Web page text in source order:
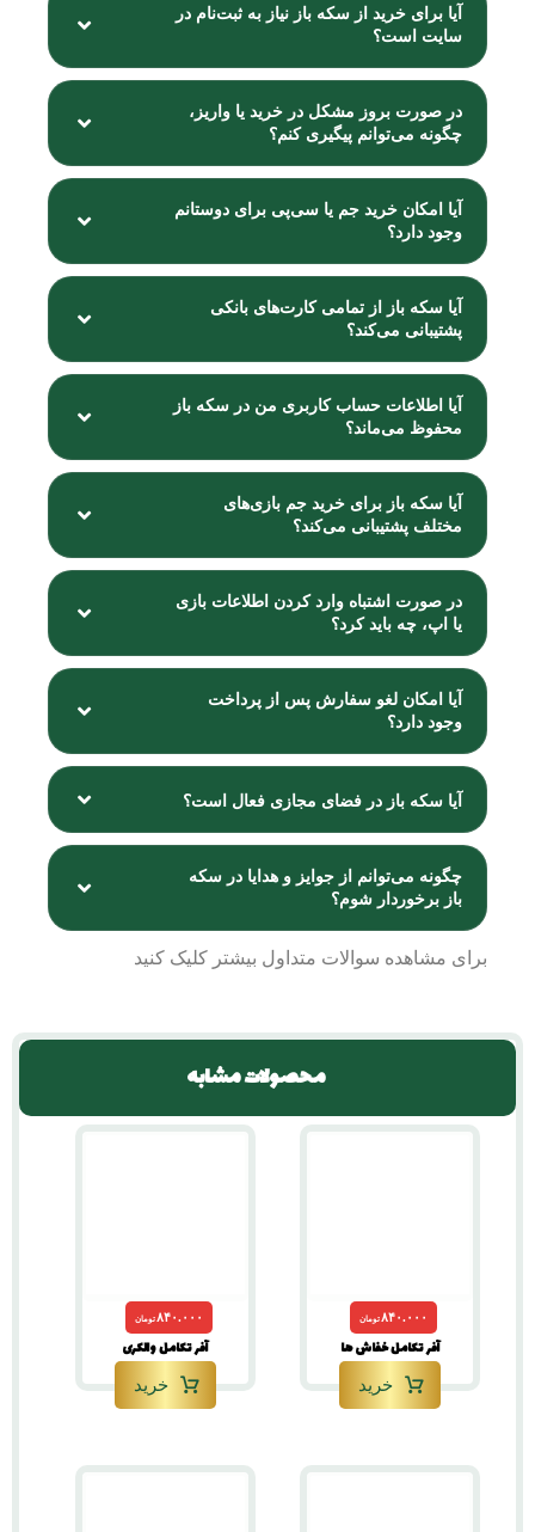
آیا برای خرید از سکه باز نیاز به ثبت‌نام در
سایت است؟
در صورت بروز مشکل در خرید یا واریز،
چگونه می‌توانم پیگیری کنم؟
آیا امکان خرید جم یا سی‌پی برای دوستانم
وجود دارد؟
آیا سکه باز از تمامی کارت‌های بانکی
پشتیبانی می‌کند؟
آیا اطلاعات حساب کاربری من در سکه باز
محفوظ می‌ماند؟
آیا سکه باز برای خرید جم بازی‌های
مختلف پشتیبانی می‌کند؟
در صورت اشتباه وارد کردن اطلاعات بازی
یا اپ، چه باید کرد؟
آیا امکان لغو سفارش پس از پرداخت
وجود دارد؟
آیا سکه باز در فضای مجازی فعال است؟
چگونه می‌توانم از جوایز و هدایا در سکه
باز برخوردار شوم؟
برای مشاهده سوالات متداول بیشتر کلیک کنید
محصولات مشابه
آفر تکامل خفاش ها
۸۴۰.۰۰۰تومان
خرید
آفر تکامل والکری
۸۴۰.۰۰۰تومان
خرید